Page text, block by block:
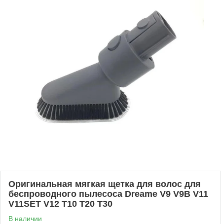
Оригинальная мягкая щетка для волос для
беспроводного пылесоса Dreame V9 V9B V11
V11SET V12 T10 T20 T30
В наличии